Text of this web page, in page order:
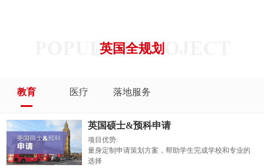
英国全规划
教育 医疗 落地服务
英国硕士&预科申请
项目优势:
量身定制申请策划方案，帮助学生完成学校和专业的
选择